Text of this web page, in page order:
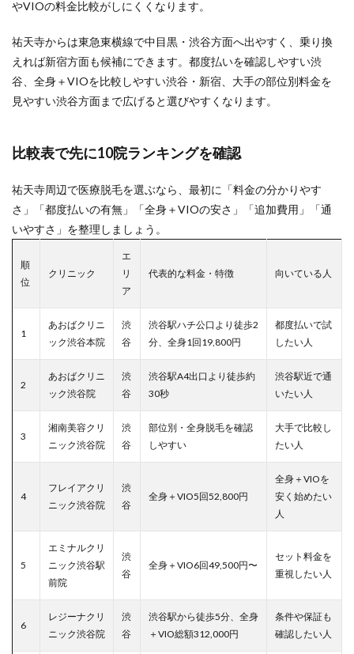
やVIOの料金比較がしにくくなります。
祐天寺からは東急東横線で中目黒・渋谷方面へ出やすく、乗り換
えれば新宿方面も候補にできます。都度払いを確認しやすい渋
谷、全身＋VIOを比較しやすい渋谷・新宿、大手の部位別料金を
見やすい渋谷方面まで広げると選びやすくなります。
比較表で先に10院ランキングを確認
祐天寺周辺で医療脱毛を選ぶなら、最初に「料金の分かりやす
さ」「都度払いの有無」「全身＋VIOの安さ」「追加費用」「通
いやすさ」を整理しましょう。
順
位
クリニック
エ
リ
ア
代表的な料金・特徴 向いている人
1
あおばクリニ
ック渋谷本院
渋
谷
渋谷駅ハチ公口より徒歩2
分、全身1回19,800円
都度払いで試
したい人
2
あおばクリニ
ック渋谷院
渋
谷
渋谷駅A4出口より徒歩約
30秒
渋谷駅近で通
いたい人
3
湘南美容クリ
ニック渋谷院
渋
谷
部位別・全身脱毛を確認
しやすい
大手で比較し
たい人
4
フレイアクリ
ニック渋谷院
渋
谷
全身＋VIO5回52,800円
全身＋VIOを
安く始めたい
人
5
エミナルクリ
ニック渋谷駅
前院
渋
谷
全身＋VIO6回49,500円〜
セット料金を
重視したい人
6
レジーナクリ
ニック渋谷院
渋
谷
渋谷駅から徒歩5分、全身
＋VIO総額312,000円
条件や保証も
確認したい人